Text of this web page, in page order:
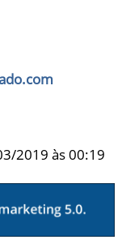
2019 às00:19